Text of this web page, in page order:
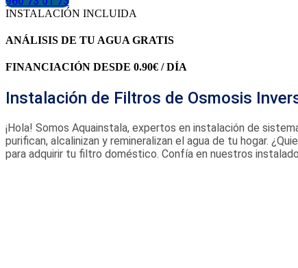
INSTALACIÓN INCLUIDA
ANÁLISIS DE TU AGUA GRATIS
FINANCIACIÓN DESDE 0.90€ / DÍA
Instalación de Filtros de Osmosis
¡Hola! Somos Aquainstala, expertos en instalación de
purifican, alcalinizan y remineralizan el agua de tu hogar.
para adquirir tu filtro doméstico. Confía en nuestros